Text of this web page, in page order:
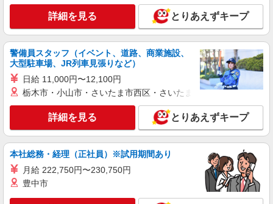
詳細を見る とりあえずキープ
警備員スタッフ（イベント、道路、商業施設、
大型駐車場、JR列車見張りなど）
日給 11,000円〜12,100円
栃木市・小山市・さいたま市西区・さいたま市岩槻区・久喜市・
詳細を見る とりあえずキープ
本社総務・経理（正社員）※試用期間あり
月給 222,750円〜230,750円
豊中市